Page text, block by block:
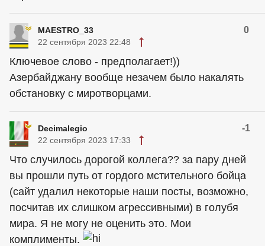
MAESTRO_33 0
22 сентября 2023 22:48
Ключевое слово - предполагает!))
Азербайджану вообще незачем было накалять
обстановку с миротворцами.
Decimalegio -1
22 сентября 2023 17:33
Что случилось дорогой коллега?? за пару дней
вы прошли путь от гордого мстительного бойца
(сайт удалил некоторые наши посты, возможно,
посчитав их слишком агрессивными) в голубя
мира. Я не могу не оценить это. Мои
комплименты.